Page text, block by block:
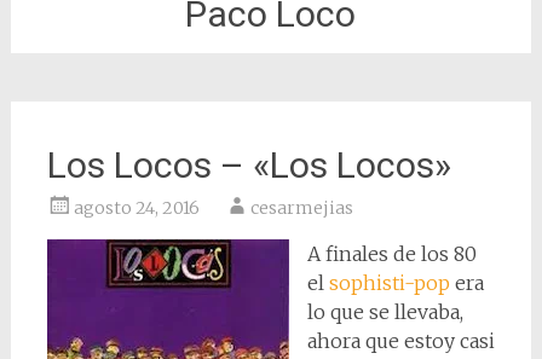
Paco Loco
Los Locos – «Los Locos»
agosto 24, 2016 cesarmejias
A finales de los 80
el sophisti-pop era
lo que se llevaba,
ahora que estoy casi